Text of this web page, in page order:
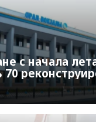
с начала
70